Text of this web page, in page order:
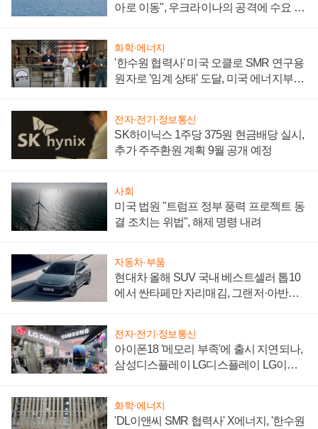
아로 이동", 우크라이나의 공격에 수요 늘
화학·에너지
'한수원 협력사' 미국 오클로 SMR 연구용
원자로 '임계 상태' 도달, 미국 에너지부
전자·전기·정보통신
SK하이닉스 1주당 375원 현금배당 실시,
추가 주주환원 계획 9월 공개 예정
사회
미국 법원 "트럼프 정부 풍력 프로젝트 동
결 조치는 위법", 해제 명령 내려
자동차·부품
현대차 올해 SUV 국내 베스트셀러 톱10
에서 싼타페만 자리매김, 그랜저·아반떼
전자·전기·정보통신
아이폰18 '메모리 부족'에 출시 지연되나,
삼성디스플레이 LG디스플레이 LG이노
화학·에너지
'DL이앤씨 SMR 협력사' X에너지, '한수원